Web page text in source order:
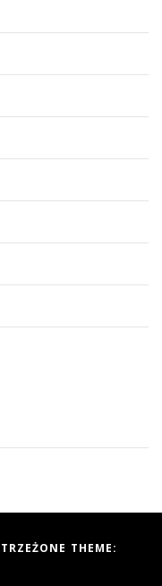
THEME: